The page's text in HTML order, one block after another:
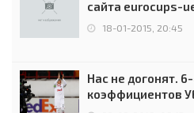
сайта eurocups-
18-01-2015, 20:45
Нас не догонят.
коэффициентов
Россией